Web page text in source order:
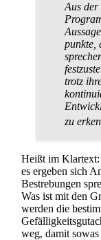
Aus der
punkte,
trotz
zu
Heißt im
es ergeben sich
Bestrebungen
Was ist mit den
werden die
weg, damit sowas